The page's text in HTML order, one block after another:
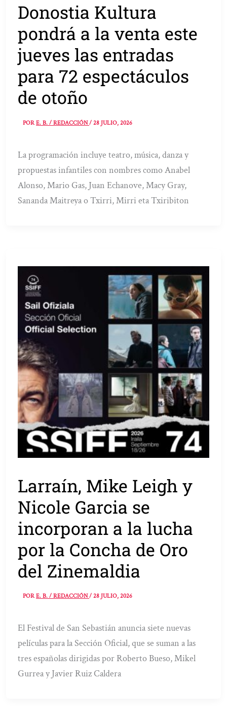
Donostia Kultura
pondrá a la venta este
jueves las entradas
para 72 espectáculos
de otoño
PORE. B. / REDACCIÓN/28 JULIO, 2026
La programación incluye teatro, música, danza y
propuestas infantiles con nombres como Anabel
Alonso, Mario Gas, Juan Echanove, Macy Gray,
Sananda Maitreya o Txirri, Mirri eta Txiribiton
Larraín, Mike Leigh y
Nicole Garcia se
incorporan a la lucha
por la Concha de Oro
del Zinemaldia
PORE. B. / REDACCIÓN/28 JULIO, 2026
El Festival de San Sebastián anuncia siete nuevas
películas para la Sección Oficial, que se suman a las
tres españolas dirigidas por Roberto Bueso, Mikel
Gurrea y Javier Ruiz Caldera